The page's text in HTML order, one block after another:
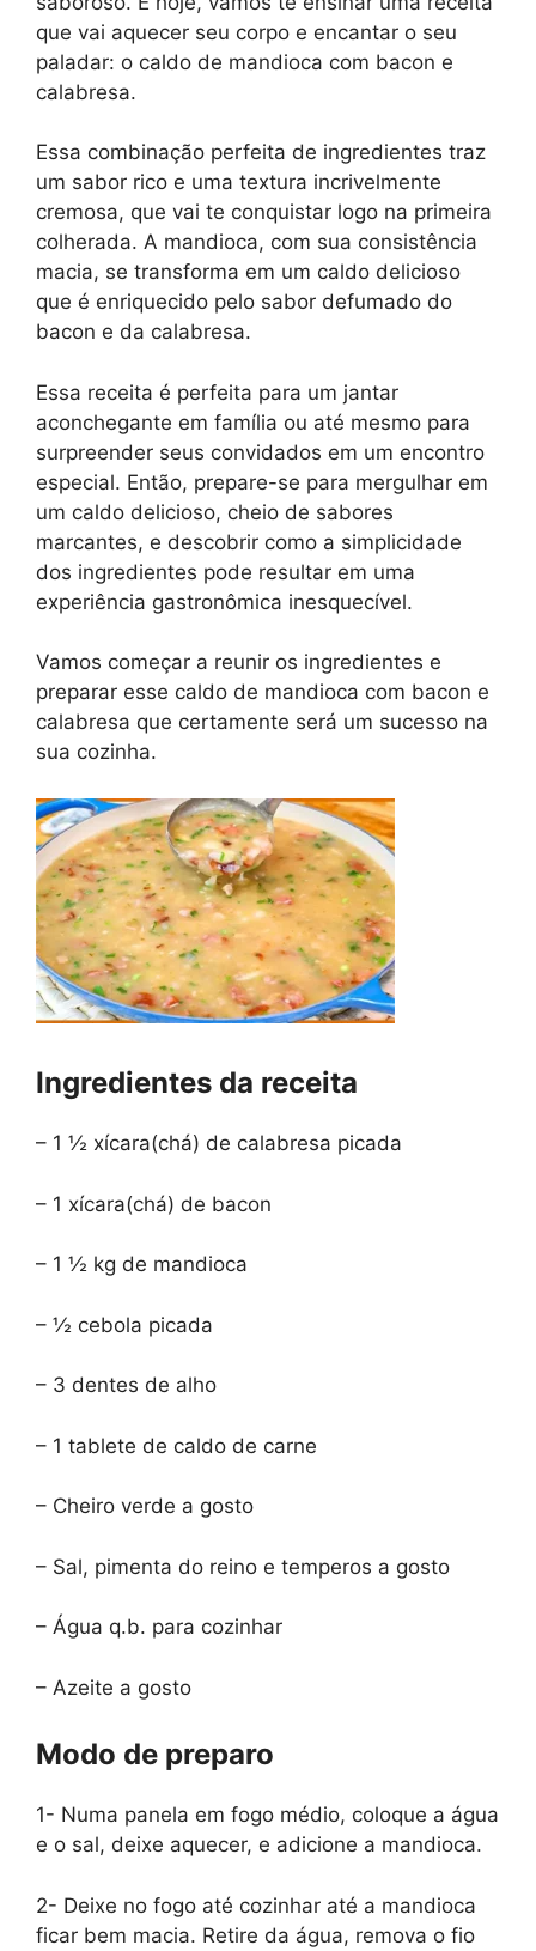
que vai aquecer seu corpo e encantar o seu
paladar: o caldo de mandioca com bacon e
calabresa.
Essa combinação perfeita de ingredientes traz
um sabor rico e uma textura incrivelmente
cremosa, que vai te conquistar logo na primeira
colherada. A mandioca, com sua consistência
macia, se transforma em um caldo delicioso
que é enriquecido pelo sabor defumado do
bacon e da calabresa.
Essa receita é perfeita para um jantar
aconchegante em família ou até mesmo para
surpreender seus convidados em um encontro
especial. Então, prepare-se para mergulhar em
um caldo delicioso, cheio de sabores
marcantes, e descobrir como a simplicidade
dos ingredientes pode resultar em uma
experiência gastronômica inesquecível.
Vamos começar a reunir os ingredientes e
preparar esse caldo de mandioca com bacon e
calabresa que certamente será um sucesso na
sua cozinha.
Ingredientes da receita
– 1 ½ xícara(chá) de calabresa picada
– 1 xícara(chá) de bacon
– 1 ½ kg de mandioca
– ½ cebola picada
– 3 dentes de alho
– 1 tablete de caldo de carne
– Cheiro verde a gosto
– Sal, pimenta do reino e temperos a gosto
– Água q.b. para cozinhar
– Azeite a gosto
Modo de preparo
1- Numa panela em fogo médio, coloque a água
e o sal, deixe aquecer, e adicione a mandioca.
2- Deixe no fogo até cozinhar até a mandioca
ficar bem macia. Retire da água, remova o fio